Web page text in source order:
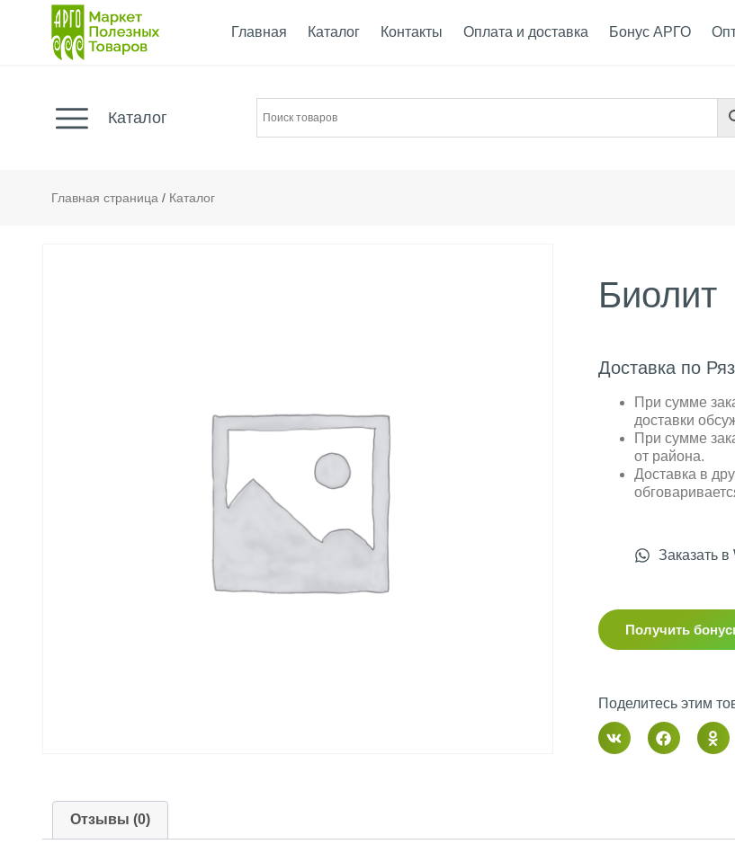
Главная Каталог Контакты Оплата и доставка Бонус АРГО
Каталог
Главная страница / Каталог
Биолит
Доставка по
При сумме
доставки
При сумме
от района.
Доставка в
Заказать
Получить
Поделитесь этим
Отзывы (0)